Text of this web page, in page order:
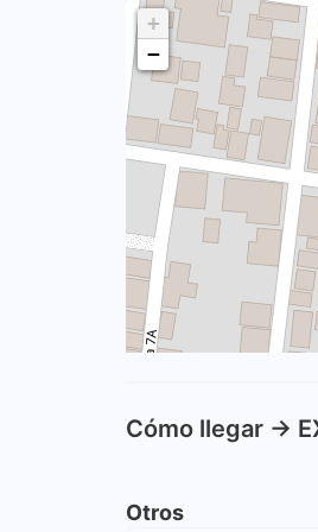
+
−
Cómo llegar ->
Otros